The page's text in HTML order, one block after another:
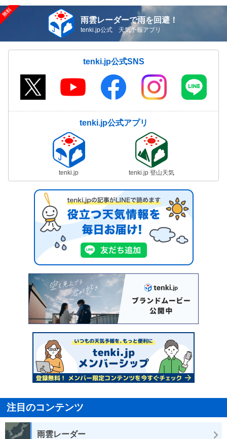
雨雲レーダーで雨を回避！
tenki.jp公式 天気予報アプリ
tenki.jp公式SNS
tenki.jp公式アプリ
tenki.jp tenki.jp 登山天気
注目のコンテンツ
雨雲レーダー